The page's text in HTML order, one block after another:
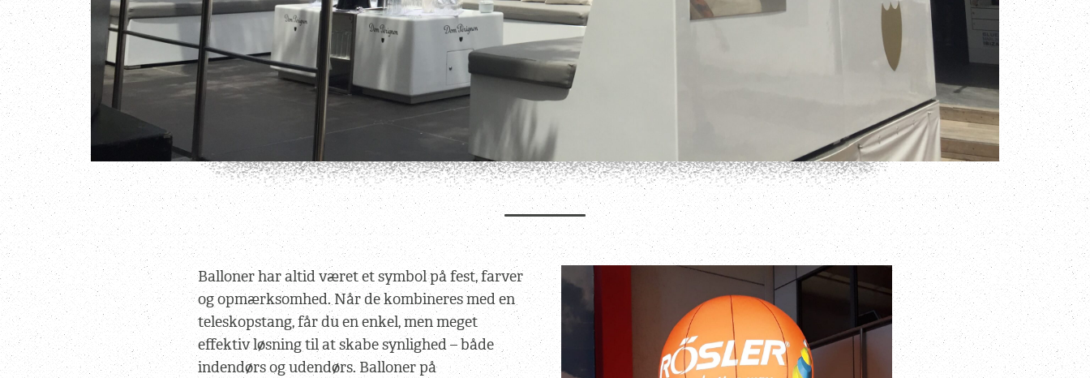
Balloner har altid været et symbol på fest, farver
og opmærksomhed. Når de kombineres med en
teleskopstang, får du en enkel, men meget
effektiv løsning til at skabe synlighed – både
indendørs og udendørs. Balloner på